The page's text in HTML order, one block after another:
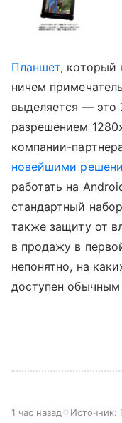
Планшет, который
ничем
выделяется — это
разрешением
компании-
новейшими
работать на
стандартный
также защиту от
в продажу в
непонятно, на
доступен обычным
1 час назад Источник: